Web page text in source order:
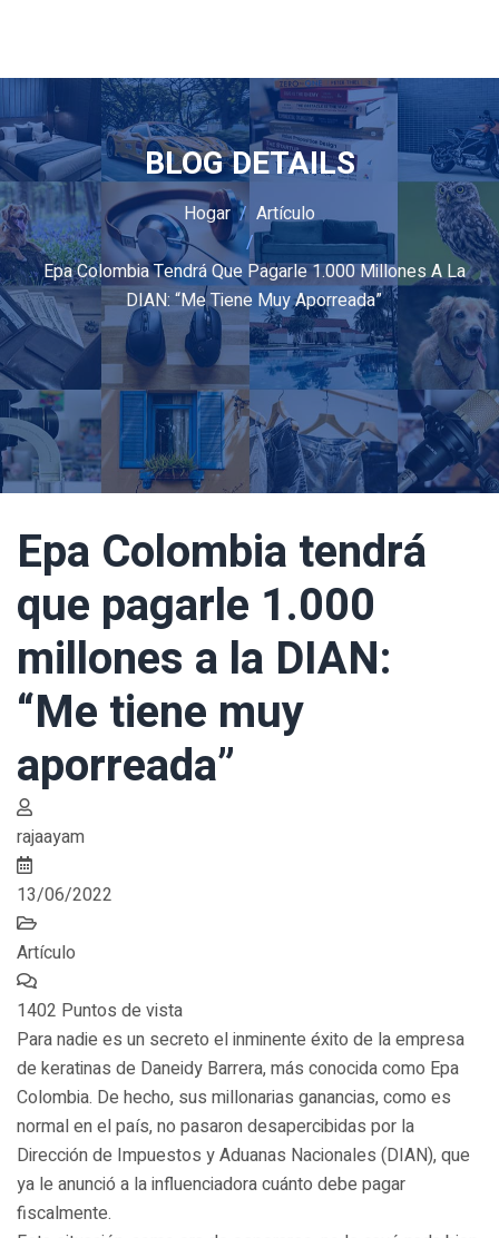
BLOG DETAILS
Hogar Artículo
Epa Colombia Tendrá Que Pagarle 1.000 Millones A La
DIAN: “Me Tiene Muy Aporreada”
Epa Colombia tendrá
que pagarle 1.000
millones a la DIAN:
“Me tiene muy
aporreada”
rajaayam
13/06/2022
Artículo
1402 Puntos de vista
Para nadie es un secreto el inminente éxito de la empresa
de keratinas de Daneidy Barrera, más conocida como Epa
Colombia. De hecho, sus millonarias ganancias, como es
normal en el país, no pasaron desapercibidas por la
Dirección de Impuestos y Aduanas Nacionales (DIAN), que
ya le anunció a la influenciadora cuánto debe pagar
fiscalmente.